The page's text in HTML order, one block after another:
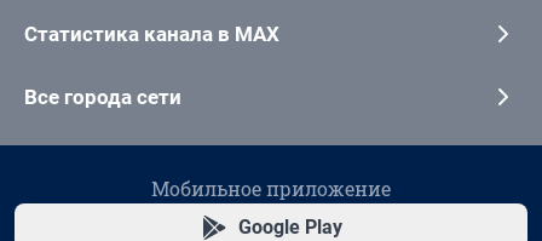
Статистика канала в MAX
Все города сети
Мобильное приложение
Google Play